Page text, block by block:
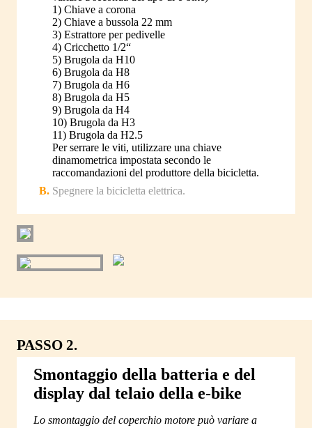
1) Chiave a corona
2) Chiave a bussola 22 mm
3) Estrattore per pedivelle
4) Cricchetto 1/2“
5) Brugola da H10
6) Brugola da H8
7) Brugola da H6
8) Brugola da H5
9) Brugola da H4
10) Brugola da H3
11) Brugola da H2.5
Per serrare le viti, utilizzare una chiave
dinamometrica impostata secondo le
raccomandazioni del produttore della bicicletta.
Spegnere la bicicletta elettrica.
PASSO 2.
Smontaggio della batteria e del
display dal telaio della e-bike
Lo smontaggio del coperchio motore può variare a